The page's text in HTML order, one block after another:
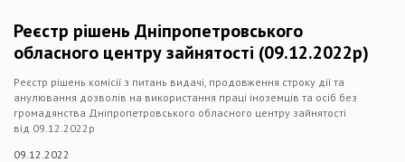
Реєстр рішень Дніпропетровського
обласного центру зайнятості (09.12.2022р)
Реєстр рішень комісії з питань видачі, продовження строку дії та
анулювання дозволів на використання праці іноземців та осіб без
громадянства Дніпропетровського обласного центру зайнятості
від 09.12.2022р
09.12.2022